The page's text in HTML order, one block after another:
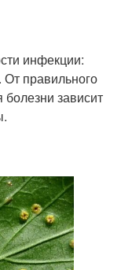
инфекции:
От правильного
болезни зависит